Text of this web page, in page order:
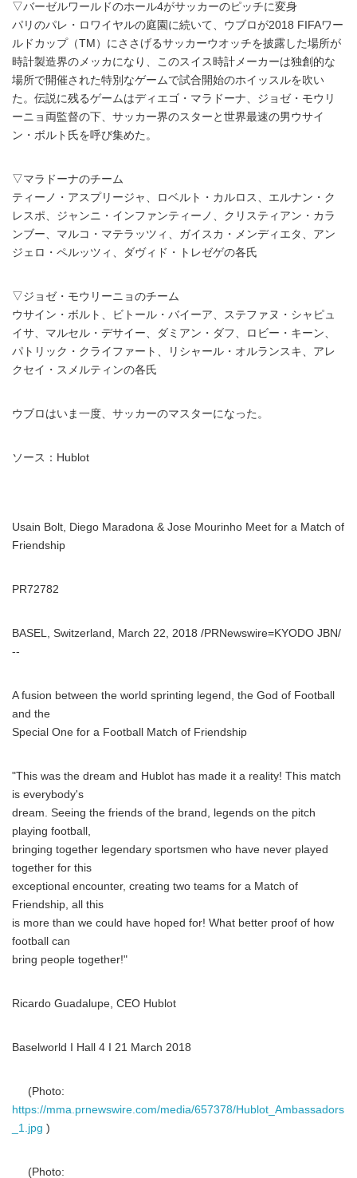
▽バーゼルワールドのホール4がサッカーのピッチに変身
パリのパレ・ロワイヤルの庭園に続いて、ウブロが2018 FIFAワー
ルドカップ（TM）にささげるサッカーウオッチを披露した場所が
時計製造界のメッカになり、このスイス時計メーカーは独創的な
場所で開催された特別なゲームで試合開始のホイッスルを吹い
た。伝説に残るゲームはディエゴ・マラドーナ、ジョゼ・モウリ
ーニョ両監督の下、サッカー界のスターと世界最速の男ウサイ
ン・ボルト氏を呼び集めた。
▽マラドーナのチーム
ティーノ・アスプリージャ、ロベルト・カルロス、エルナン・ク
レスポ、ジャンニ・インファンティーノ、クリスティアン・カラ
ンブー、マルコ・マテラッツィ、ガイスカ・メンディエタ、アン
ジェロ・ペルッツィ、ダヴィド・トレゼゲの各氏
▽ジョゼ・モウリーニョのチーム
ウサイン・ボルト、ビトール・バイーア、ステファヌ・シャピュ
イサ、マルセル・デサイー、ダミアン・ダフ、ロビー・キーン、
パトリック・クライファート、リシャール・オルランスキ、アレ
クセイ・スメルティンの各氏
ウブロはいま一度、サッカーのマスターになった。
ソース：Hublot
Usain Bolt, Diego Maradona & Jose Mourinho Meet for a Match of
Friendship
PR72782
BASEL, Switzerland, March 22, 2018 /PRNewswire=KYODO JBN/
--
A fusion between the world sprinting legend, the God of Football
and the
Special One for a Football Match of Friendship
"This was the dream and Hublot has made it a reality! This match
is everybody's
dream. Seeing the friends of the brand, legends on the pitch
playing football,
bringing together legendary sportsmen who have never played
together for this
exceptional encounter, creating two teams for a Match of
Friendship, all this
is more than we could have hoped for! What better proof of how
football can
bring people together!"
Ricardo Guadalupe, CEO Hublot
Baselworld I Hall 4 I 21 March 2018
(Photo:
https://mma.prnewswire.com/media/657378/Hublot_Ambassadors
_1.jpg )
(Photo: